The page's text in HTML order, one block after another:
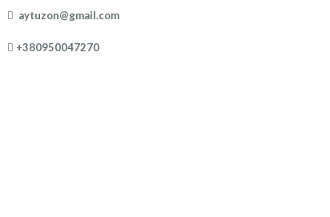
aytuzon@gmail.com
+380950047270